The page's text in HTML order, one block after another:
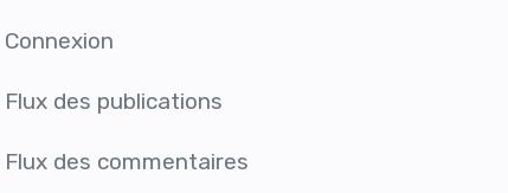
Connexion
Flux des publications
Flux des commentaires